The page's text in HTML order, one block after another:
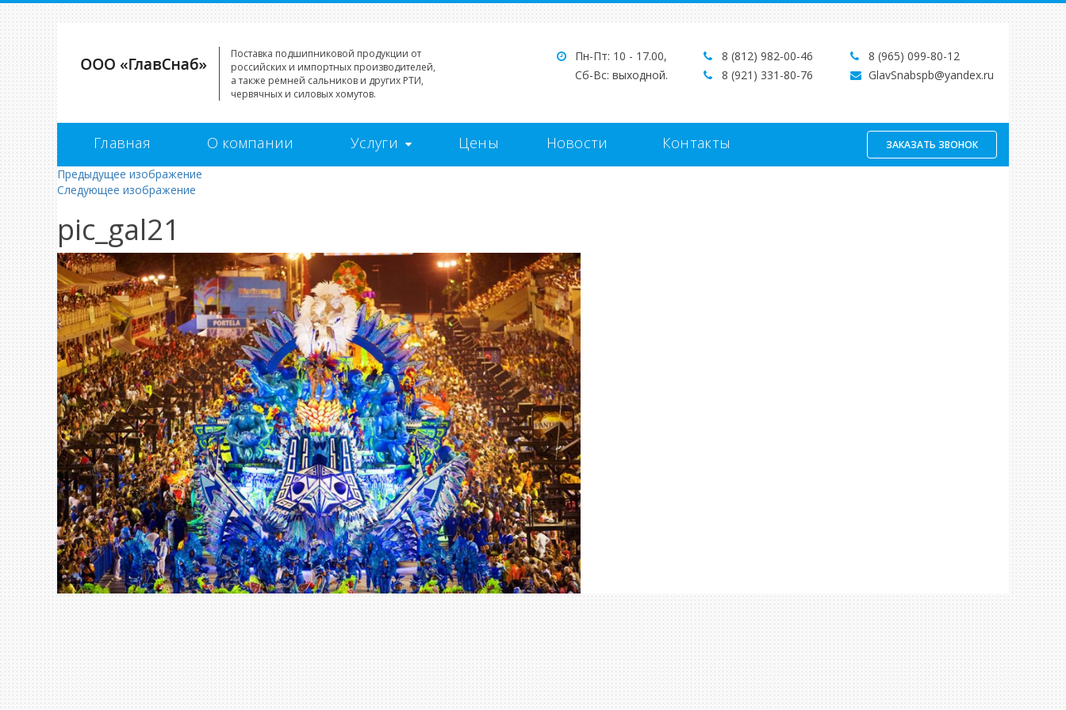
Поставка подшипниковой продукции от
российских и импортных производителей,
а также ремней сальников и других РТИ,
червячных и силовых хомутов.
Пн-Пт: 10 - 17.00,
Сб-Вс: выходной.
8 (812) 982-00-46
8 (921) 331-80-76
8 (965) 099-80-12
GlavSnabspb@yandex.ru
Главная О компании Услуги Цены Новости Контакты ЗАКАЗАТЬ ЗВОНОК
Предыдущее изображение
Следующее изображение
pic_gal21